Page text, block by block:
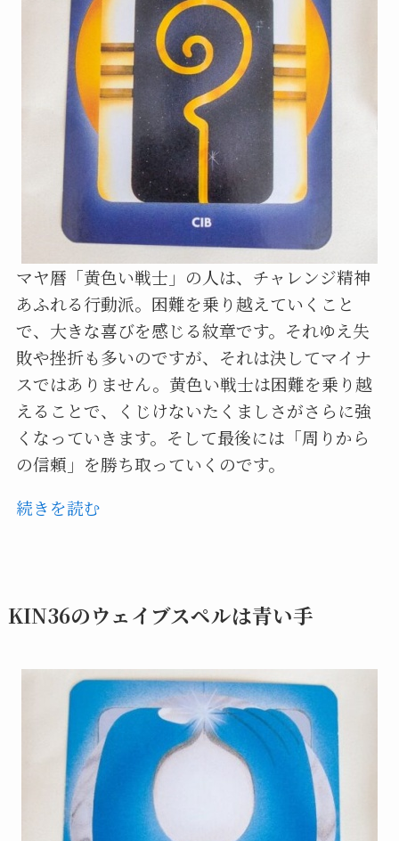
マヤ暦「黄色い戦士」の人は、チャレンジ精神
あふれる行動派。困難を乗り越えていくこと
で、大きな喜びを感じる紋章です。それゆえ失
敗や挫折も多いのですが、それは決してマイナ
スではありません。黄色い戦士は困難を乗り越
えることで、くじけないたくましさがさらに強
くなっていきます。そして最後には「周りから
の信頼」を勝ち取っていくのです。
続きを読む
KIN36のウェイブスペルは青い手